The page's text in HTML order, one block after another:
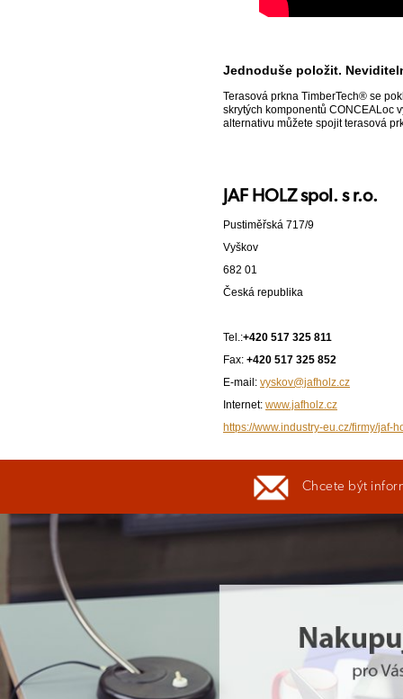
Jednoduše položit.
Terasová prkna TimberTech® se
skrytých komponentů CONCEALoc
alternativu můžete spojit terasová
JAF HOLZ spol. s r.o.
Pustiměřská 717/9
Vyškov
682 01
Česká republika
Tel.:+420 517 325 811
Fax: +420 517 325 852
E-mail: vyskov@jafholz.cz
Internet: www.jafholz.cz
https://www.industry-eu.cz/firmy/jaf-
Chcete být